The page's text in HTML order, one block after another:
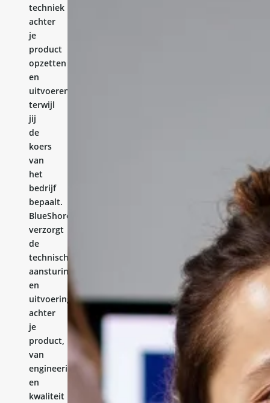
techniek
achter
je
product
opzetten
en
uitvoeren,
terwijl
jij
de
koers
van
het
bedrijf
bepaalt.
BlueShores
verzorgt
de
technische
aansturing
en
uitvoering
achter
je
product,
van
engineering
en
kwaliteit